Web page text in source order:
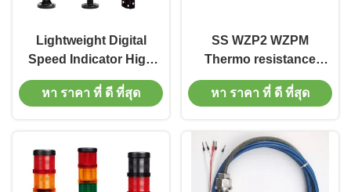
Lightweight Digital
Speed Indicator High
Power Warning Buzzers
Lamp
หา ราคา ที่ ดี ที่สุด
SS WZP2 WZPM
Thermo resistance
measuring temperature
of generator bearing
หา ราคา ที่ ดี ที่สุด